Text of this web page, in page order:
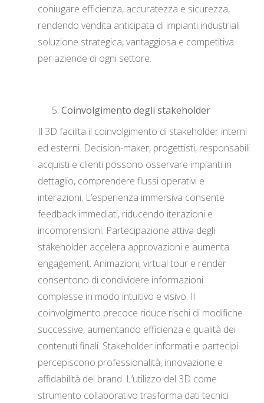
coniugare efficienza, accuratezza e sicurezza,
rendendo vendita anticipata di impianti industriali
soluzione strategica, vantaggiosa e competitiva
per aziende di ogni settore.
Coinvolgimento degli stakeholder
Il 3D facilita il coinvolgimento di stakeholder interni
ed esterni. Decision-maker, progettisti, responsabili
acquisti e clienti possono osservare impianti in
dettaglio, comprendere flussi operativi e
interazioni. L’esperienza immersiva consente
feedback immediati, riducendo iterazioni e
incomprensioni. Partecipazione attiva degli
stakeholder accelera approvazioni e aumenta
engagement. Animazioni, virtual tour e render
consentono di condividere informazioni
complesse in modo intuitivo e visivo. Il
coinvolgimento precoce riduce rischi di modifiche
successive, aumentando efficienza e qualità dei
contenuti finali. Stakeholder informati e partecipi
percepiscono professionalità, innovazione e
affidabilità del brand. L’utilizzo del 3D come
strumento collaborativo trasforma dati tecnici